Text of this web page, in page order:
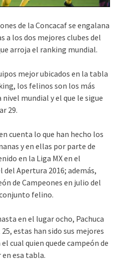
de la Concacaf se engalana
los dos mejores clubes del
arroja el ranking mundial.
mejor ubicados en la tabla
los felinos son los más
mundial y el que le sigue
29.
cuenta lo que han hecho los
y en ellas por parte de
en la Liga MX en el
del Apertura 2016; además,
de Campeones en julio del
felino.
en el lugar ocho, Pachuca
estas han sido sus mejores
cual quien quede campeón de
en esa tabla.